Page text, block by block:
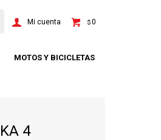
MOTOS Y BICICLETAS
$0
4